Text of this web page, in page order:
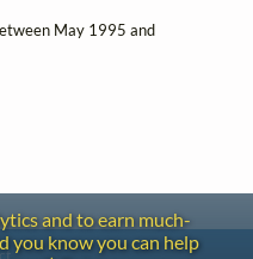
May 1995 and
and to earn much-
you know you can help